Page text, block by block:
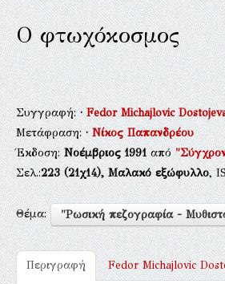
Ο φτωχόκοσμος
Συγγραφή:·Fedor Michajlovic
Μετάφραση:·Νίκος Παπανδρέου
Έκδοση:Νοέμβριος 1991από
Σελ.:223(21χ14), Μαλακό εξώφυλλο,
Θέμα: "Ρωσική πεζογραφία -
Περιγραφή Fedor Michajlovic